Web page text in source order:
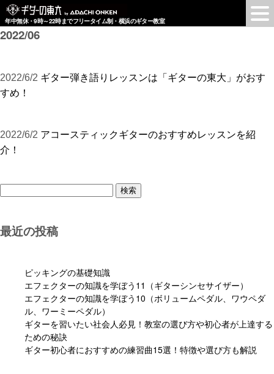
年中無休・9時～22時までフリータイム制・横浜のギター教室
2022/06
2022/6/2 ギター弾き語りレッスンは「ギターの東大」がおす
すめ！
2022/6/2 アコースティックギターのおすすめレッスンを紹
介！
最近の投稿
ピッキングの基礎知識
エフェクターの知識を学ぼう11（ギターシンセサイザー）
エフェクターの知識を学ぼう10（ボリュームペダル、ワウペダ
ル、ワーミーペダル）
ギターを習いたい社会人必見！教室の選び方や初心者が上達する
ための秘訣
ギター初心者におすすめの練習曲15選！特徴や選び方も解説